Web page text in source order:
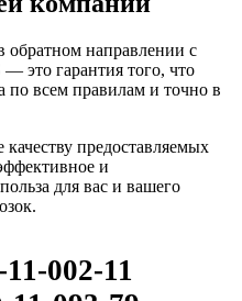
обратном направлении с
это гарантия того, что
по всем правилам и точно в
предоставляемых
и
для вас и вашего
002-11